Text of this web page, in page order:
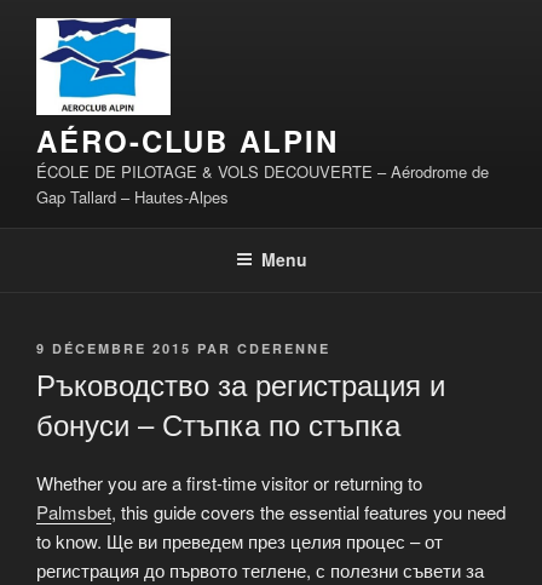
contenu
principal
AÉRO-CLUB ALPIN
ÉCOLE DE PILOTAGE & VOLS DECOUVERTE – Aérodrome de
Gap Tallard – Hautes-Alpes
Menu
PUBLIÉ
9 DÉCEMBRE 2015 PAR CDERENNE
Ръководство за регистрация и
бонуси – Стъпка по стъпка
Whether you are a first-time visitor or returning to
Palmsbet, this guide covers the essential features you need
to know. Ще ви преведем през целия процес – от
регистрация до първото теглене, с полезни съвети за